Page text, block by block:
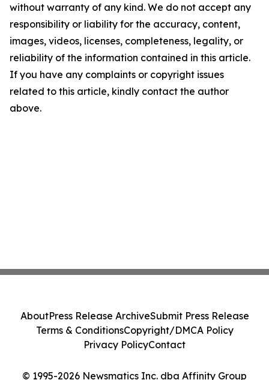
without warranty of any kind. We do not accept any
responsibility or liability for the accuracy, content,
images, videos, licenses, completeness, legality, or
reliability of the information contained in this article.
If you have any complaints or copyright issues
related to this article, kindly contact the author
above.
© 1995-2026 Newsmatics Inc. dba Affinity Group
AboutPress Release ArchiveSubmit Press Release
Terms & ConditionsCopyright/DMCA Policy
Privacy PolicyContact